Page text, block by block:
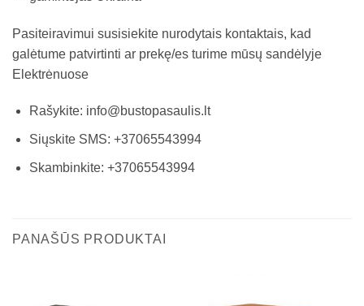
Pasiteiravimui susisiekite nurodytais kontaktais, kad
galėtume patvirtinti ar prekę/es turime mūsų sandėlyje
Elektrėnuose
Rašykite: info@bustopasaulis.lt
Siųskite SMS: +37065543994
Skambinkite: +37065543994
PANAŠŪS PRODUKTAI